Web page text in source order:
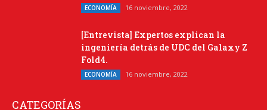
ECONOMÍA 16 noviembre, 2022
[Entrevista] Expertos explican la
ingeniería detrás de UDC del Galaxy Z
Fold4.
ECONOMÍA 16 noviembre, 2022
CATEGORÍAS